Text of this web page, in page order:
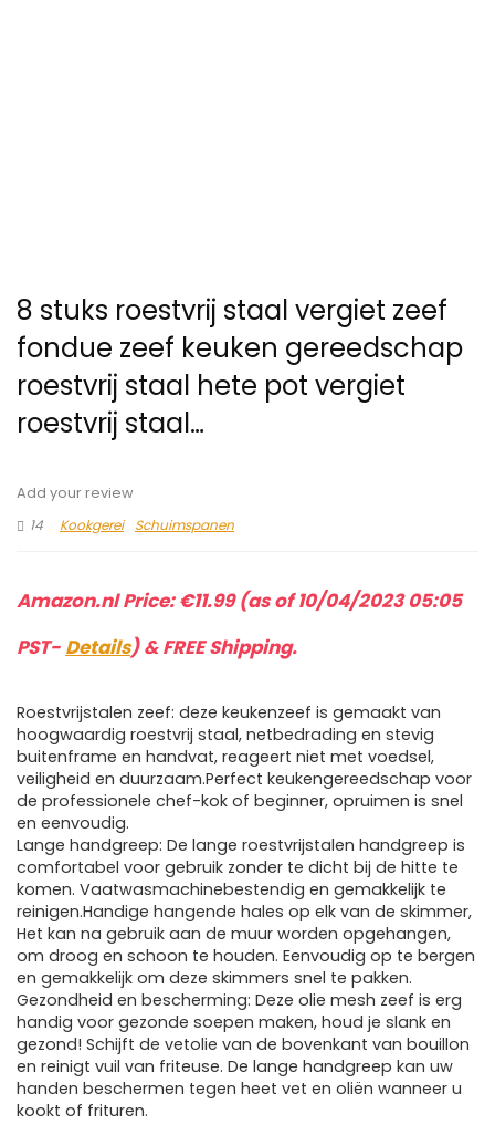
8 stuks roestvrij staal vergiet zeef
fondue zeef keuken gereedschap
roestvrij staal hete pot vergiet
roestvrij staal…
Add your review
14
Kookgerei Schuimspanen
Amazon.nl Price:€11.99(as of 10/04/2023 05:05
PST- Details)&FREE Shipping.
Roestvrijstalen zeef: deze keukenzeef is gemaakt van
hoogwaardig roestvrij staal, netbedrading en stevig
buitenframe en handvat, reageert niet met voedsel,
veiligheid en duurzaam.Perfect keukengereedschap voor
de professionele chef-kok of beginner, opruimen is snel
en eenvoudig.
Lange handgreep: De lange roestvrijstalen handgreep is
comfortabel voor gebruik zonder te dicht bij de hitte te
komen. Vaatwasmachinebestendig en gemakkelijk te
reinigen.Handige hangende hales op elk van de skimmer,
Het kan na gebruik aan de muur worden opgehangen,
om droog en schoon te houden. Eenvoudig op te bergen
en gemakkelijk om deze skimmers snel te pakken.
Gezondheid en bescherming: Deze olie mesh zeef is erg
handig voor gezonde soepen maken, houd je slank en
gezond! Schijft de vetolie van de bovenkant van bouillon
en reinigt vuil van friteuse. De lange handgreep kan uw
handen beschermen tegen heet vet en oliën wanneer u
kookt of frituren.